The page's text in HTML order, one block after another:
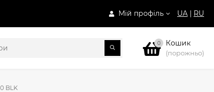
Мій профіль UA | RU
0 Кошик
(порожньо)
BLK